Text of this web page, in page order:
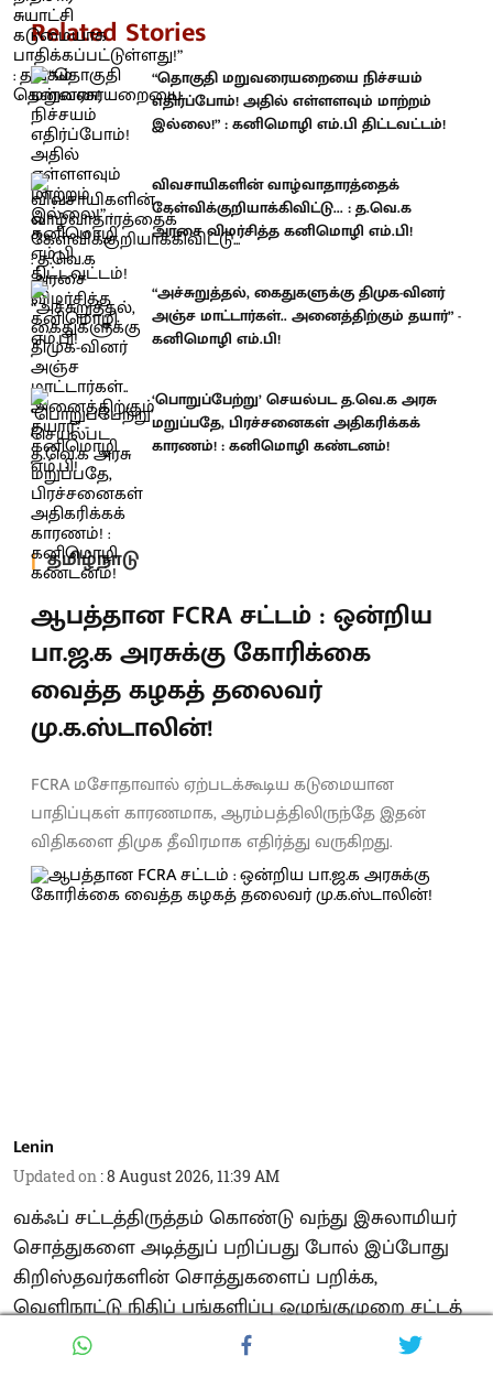
Related Stories
“தொகுதி மறுவரையறையை நிச்சயம்
எதிர்ப்போம்! அதில் எள்ளளவும் மாற்றம்
இல்லை!” : கனிமொழி எம்.பி திட்டவட்டம்!
விவசாயிகளின் வாழ்வாதாரத்தைக்
கேள்விக்குறியாக்கிவிட்டு... : த.வெ.க
அரசை விமர்சித்த கனிமொழி எம்.பி!
“அச்சுறுத்தல், கைதுகளுக்கு திமுக-வினர்
அஞ்ச மாட்டார்கள்.. அனைத்திற்கும் தயார்” -
கனிமொழி எம்.பி!
‘பொறுப்பேற்று’ செயல்பட த.வெ.க அரசு
மறுப்பதே, பிரச்சனைகள் அதிகரிக்கக்
காரணம்! : கனிமொழி கண்டனம்!
தமிழ்நாடு
ஆபத்தான FCRA சட்டம் : ஒன்றிய
பா.ஜ.க அரசுக்கு கோரிக்கை
வைத்த கழகத் தலைவர்
மு.க.ஸ்டாலின்!
FCRA மசோதாவால் ஏற்படக்கூடிய கடுமையான
பாதிப்புகள் காரணமாக, ஆரம்பத்திலிருந்தே இதன்
விதிகளை திமுக தீவிரமாக எதிர்த்து வருகிறது.
Lenin
Updated on :8 August 2026, 11:39 AM
வக்ஃப் சட்டத்திருத்தம் கொண்டு வந்து இசுலாமியர்
சொத்துகளை அடித்துப் பறிப்பது போல் இப்போது
கிறிஸ்தவர்களின் சொத்துகளைப் பறிக்க,
வெளிநாட்டு நிதிப் பங்களிப்பு ஒழுங்குமுறை சட்டத்
திருத்தச் சட்டம் ( FCRA ) என்ற சட்டத்தை ஒன்றிய
பா.ஜ.க அரசு கொண்டு வந்தது. இந்த சட்டத்தை ரத்து